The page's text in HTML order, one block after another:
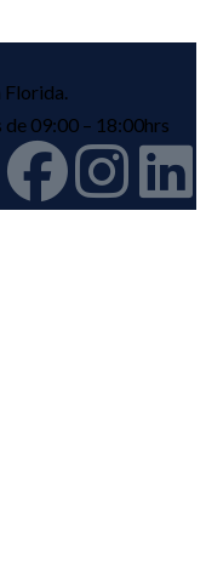
Florida.
09:00 – 18:00hrs